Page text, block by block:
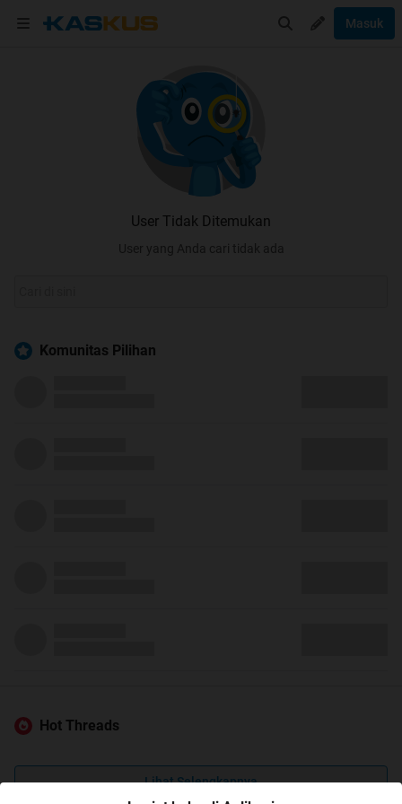
Masuk
User Tidak Ditemukan
User yang Anda cari tidak ada
Komunitas Pilihan
Hot Threads
Lihat Selengkapnya